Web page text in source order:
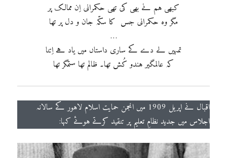
کبھی ہم نے بھی کی تھی حکمرانی اِن ممالک پر
مگر وہ حکمرانی جس کا سکّہ جان و دل پر تھا
…
تمہیں لے دے کے ساری داستاں میں یاد ہے اِتنا
کہ عالمگیر ہندو کُش تھا۔ ظالم تھا ستمگر تھا
اقبال نے اپریل 1909 میں انجمن حمایت اسلام لاہور کے سالانہ
اجلاس میں جدید نظامِ تعلیم پر تنقید کرتے ہوئے کہا: